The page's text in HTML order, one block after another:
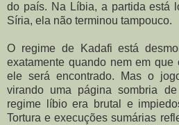
do país. Na Líbia, a partida está
Síria, ela não terminou tampouco.
O regime de Kadafi está
exatamente quando nem em
ele será encontrado. Mas o
virando uma página sombria
regime líbio era brutal e
Tortura e execuções sumárias